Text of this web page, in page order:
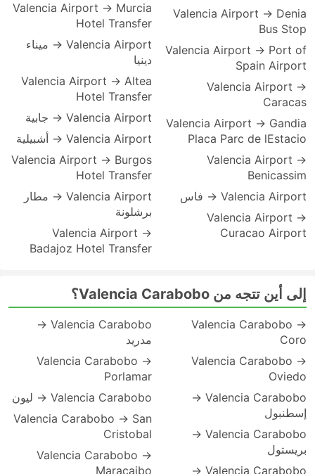
Valencia Airport → Denia
Bus Stop
Valencia Airport → Port of
Spain Airport
Valencia Airport →
Caracas
Valencia Airport → Gandia
Placa Parc de lEstacio
Valencia Airport →
Benicassim
Valencia Airport → فاس
Valencia Airport →
Curacao Airport
Valencia Airport → Murcia
Hotel Transfer
Valencia Airport → ميناء
دينيا
Valencia Airport → Altea
Hotel Transfer
Valencia Airport → جابية
Valencia Airport → أشبيلية
Valencia Airport → Burgos
Hotel Transfer
Valencia Airport → مطار
برشلونة
Valencia Airport →
Badajoz Hotel Transfer
إلى أين تتجه من Valencia Carabobo؟
Valencia Carabobo →
Coro
Valencia Carabobo →
Oviedo
Valencia Carabobo →
إسطنبول
Valencia Carabobo →
بريستول
Valencia Carabobo →
Valencia Carabobo →
مدريد
Valencia Carabobo →
Porlamar
Valencia Carabobo → ليون
Valencia Carabobo → San
Cristobal
Valencia Carabobo →
Maracaibo